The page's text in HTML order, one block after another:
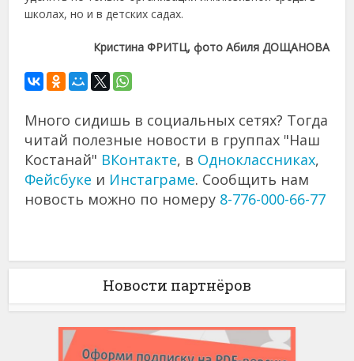
школах, но и в детских садах.
Кристина ФРИТЦ, фото Абиля ДОЩАНОВА
Много сидишь в социальных сетях? Тогда
читай полезные новости в группах "Наш
Костанай" ВКонтакте, в Одноклассниках,
Фейсбуке и Инстаграме. Сообщить нам
новость можно по номеру 8-776-000-66-77
Новости партнёров